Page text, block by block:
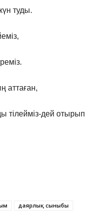
туды.
дей отырып
даярлық сыныбы